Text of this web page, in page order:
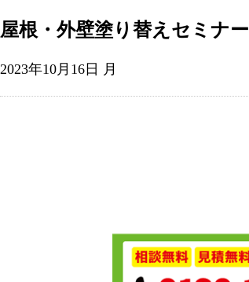
屋根・外壁塗り替えセミナー
2023年10月16日 月